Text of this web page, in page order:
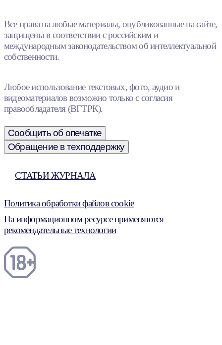
Все права на любые материалы, опубликованные на сайте,
защищены в соответствии с российским и
международным законодательством об интеллектуальной
собственности.
Любое использование текстовых, фото, аудио и
видеоматериалов возможно только с согласия
правообладателя (ВГТРК).
Сообщить об опечатке
Обращение в техподдержку
СТАТЬИ ЖУРНАЛА
Политика обработки файлов cookie
На информационном ресурсе применяются
рекомендательные технологии